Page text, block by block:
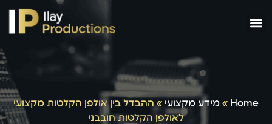
Home
» מידע מקצועי » ההבדל בין אולפן הקלטות מקצועי
לאולפן הקלטות חובבני